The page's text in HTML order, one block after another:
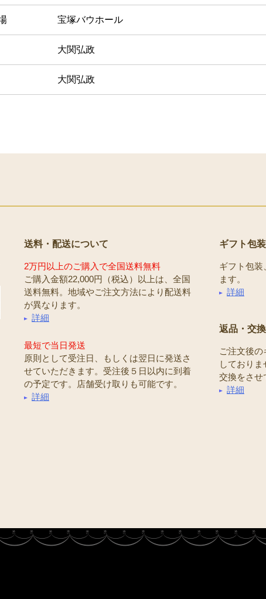
宝塚バウホール
大関弘政
大関弘政
送料・配送について
2万円以上のご購入で全国送料無料
ご購入金額22,000円（税込）以上は、全国
送料無料。地域やご注文方法により配送料
が異なります。
詳細
最短で当日発送
原則として受注日、もしくは翌日に発送さ
せていただきます。受注後５日以内に到着
の予定です。店舗受け取りも可能です。
詳細
ギフト包装
ギフト包装
ます。
詳細
返品・交換
ご注文後
しており
交換をさせ
詳細